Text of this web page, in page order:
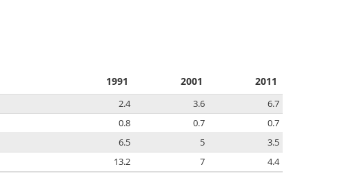
1991 2001 2011
2.4 3.6
6.7
0.8 0.7
0.7
6.5 5
3.5
13.2 7 4.4